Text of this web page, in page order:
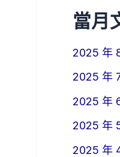
當月
2025 年
2025 年
2025 年
2025 年
2025 年